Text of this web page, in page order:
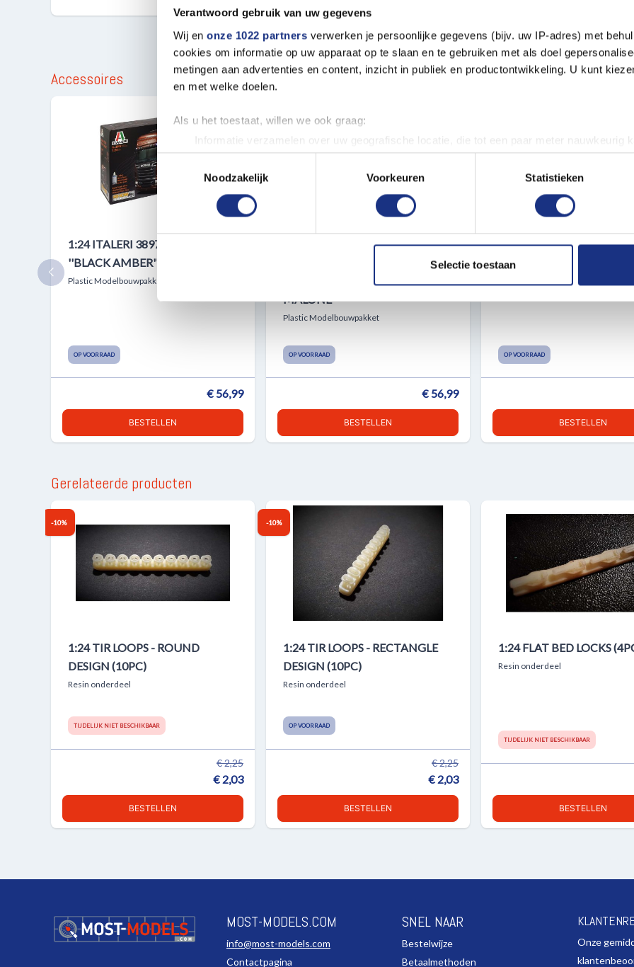
Verantwoord gebruik van uw gegevens
Wij en onze 1022 partners verwerken je persoonlijke gegevens (bijv. uw IP-adres) met
cookies om informatie op uw apparaat op te slaan en te gebruiken met als doel
metingen aan advertenties en content, inzicht in publiek en productontwikkeling. U kunt
en met welke doelen.
Als u het toestaat, willen we ook graag:
Informatie verzamelen over uw geografische locatie, die tot een paar meter nauwkeurig
Uw apparaat identificeren door het actief te scannen op specifieke eigenschappen
Lees meer over hoe uw persoonlijke gegevens worden verwerkt en stel uw voorkeuren in het
toestemming op elk moment wijzigen of intrekken in de Cookieverklaring.
websiteverkeer te analyseren. Ook delen we informatie over uw gebruik van onze site met
media, adverteren en analyse. Deze partners kunnen deze gegevens combineren met
Toestemmingsselectie
Noodzakelijk
Voorkeuren Statistieken
Selectie toestaan
Accessoires
1:24 ITALERI 3897 SCANIA R730
''BLACK AMBER''
Plastic Modelbouwpakket
OP VOORRAAD
€ 56,99
BESTELLEN
1:25 AMT 1158 HIDEOUT
KENWORTH - TYRONE
MALONE
Plastic Modelbouwpakket
OP VOORRAAD
€ 56,99
BESTELLEN
1:24 ITALERI 3934 IVECO
WAY E5 ABARTH
OP VOORRAAD
BESTELLEN
Gerelateerde producten
-10%
1:24 TIR LOOPS - ROUND
DESIGN (10PC)
Resin onderdeel
TIJDELIJK NIET BESCHIKBAAR
€ 2,25
€ 2,03
BESTELLEN
-10%
1:24 TIR LOOPS - RECTANGLE
DESIGN (10PC)
Resin onderdeel
OP VOORRAAD
€ 2,25
€ 2,03
BESTELLEN
1:24 FLAT BED LOCKS
Resin onderdeel
TIJDELIJK NIET BESCHIKBAAR
BESTELLEN
MOST-MODELS.COM
info@most-models.com
Contactpagina
SNEL NAAR
Bestelwijze
Betaalmethoden
Onze